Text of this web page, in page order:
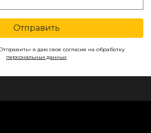
Отправить
я даю свое согласие на обработку
персональных данных